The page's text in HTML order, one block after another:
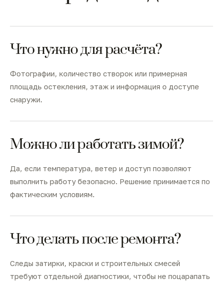
Что нужно для расчёта?
Фотографии, количество створок или примерная
площадь остекления, этаж и информация о доступе
снаружи.
Можно ли работать зимой?
Да, если температура, ветер и доступ позволяют
выполнить работу безопасно. Решение принимается по
фактическим условиям.
Что делать после ремонта?
Следы затирки, краски и строительных смесей
требуют отдельной диагностики, чтобы не поцарапать